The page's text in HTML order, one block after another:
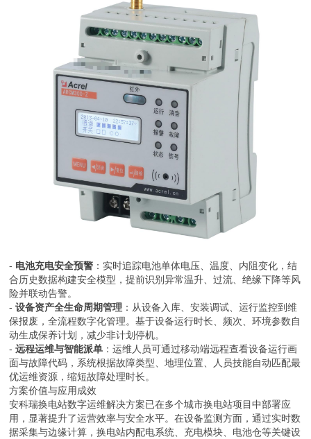
- 电池充电安全预警 ：实时追踪电池单体电压、温度、内阻变化，结
合历史数据构建安全模型，提前识别异常温升、过流、绝缘下降等风
险并联动告警。
-设备资产全生命周期管理 ：从设备入库、安装调试、运行监控到维
保报废，全流程数字化管理。基于设备运行时长、频次、环境参数自
动生成保养计划，减少非计划停机。
-远程运维与智能派单 ：运维人员可通过移动端远程查看设备运行画
面与故障代码，系统根据故障类型、地理位置、人员技能自动匹配最
优运维资源，缩短故障处理时长。
方案价值与应用成效
安科瑞换电站数字运维解决方案已在多个城市换电站项目中部署应
用，显著提升了运营效率与安全水平。在设备监测方面，通过实时数
据采集与边缘计算，换电站内配电系统、充电模块、电池仓等关键设